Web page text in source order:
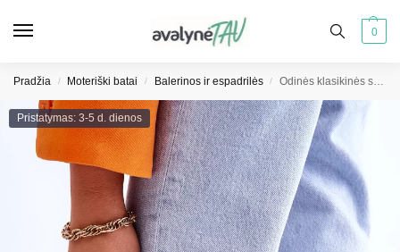
0
Pradžia / Moteriški batai / Balerinos ir espadrilės / Odinės klasikinės smėlio spalvos balerinos Stacee
Pristatymas: 3-5 d. dienos